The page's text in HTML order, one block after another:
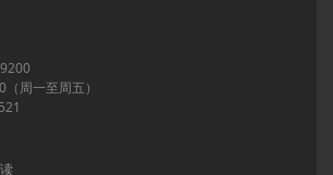
周一至周五）